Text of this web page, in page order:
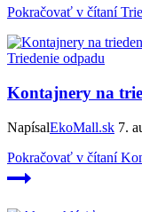
Pokračovať v čítaní
Triedenie odpadu
Kontajnery na
NapísalEkoMall.sk 7.
Pokračovať v čítaní